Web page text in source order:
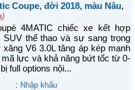
Coupe, đời 2018, màu Nâu,
4MATIC chiếc xe kết hợp
SUV thể thao và sự sang trọng
V6 3.0L tăng áp kép mạnh
mã lực và khả năng bứt tốc từ 0-
full options nội...
: Nhập khẩu